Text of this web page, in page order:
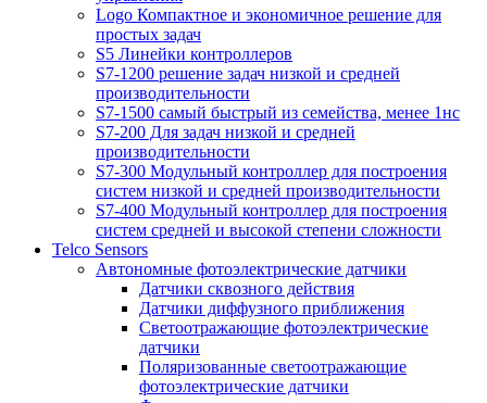
Logo Компактное и экономичное решение для
простых задач
S5 Линейки контроллеров
S7-1200 решение задач низкой и средней
производительности
S7-1500 самый быстрый из семейства, менее 1нс
S7-200 Для задач низкой и средней
производительности
S7-300 Модульный контроллер для построения
систем низкой и средней производительности
S7-400 Модульный контроллер для построения
систем средней и высокой степени сложности
Telco Sensors
Автономные фотоэлектрические датчики
Датчики сквозного действия
Датчики диффузного приближения
Светоотражающие фотоэлектрические
датчики
Поляризованные светоотражающие
фотоэлектрические датчики